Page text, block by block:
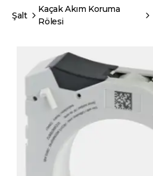
Şalt
Kaçak Akım Koruma
Rölesi